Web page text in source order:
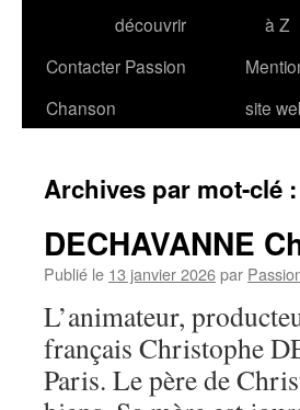
découvrir
à Z
Contacter Passion
Chanson
site
Archives par mot-clé :
DECHAVANNE
Publié le 13 janvier 2026par
L’animateur,
français Christophe
Paris. Le père de